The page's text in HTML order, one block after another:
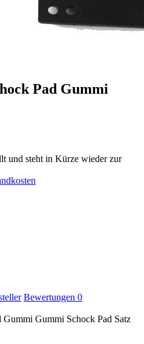
Pad Gummi
und steht in Kürze wieder zur
Bewertungen 0
Gummi Schock Pad Satz